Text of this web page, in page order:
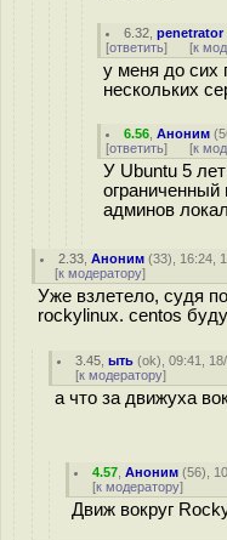
6.32 ,penetrator
[ответить] [к
у меня до сих
нескольких
6.56 ,Аноним (
[ответить] [к
У Ubuntu 5
ограниченный
админов
2.33 ,Аноним (33), 16:24,
[к модератору]
Уже взлетело, судя
rockylinux. centos
3.45 ,ыть (ok), 09:41,
[к модератору]
а что за движуха
4.57 ,Аноним (56),
[к модератору]
Движ вокруг